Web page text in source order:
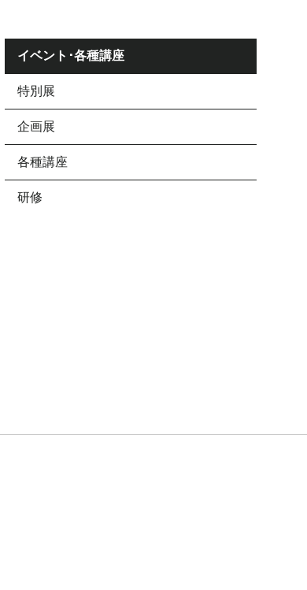
イベント･各種講座
特別展
企画展
各種講座
研修